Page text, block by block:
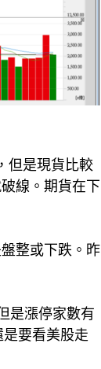
但是現貨比較
線。期貨在下
整或下跌。昨
是漲停家數有
要看美股走